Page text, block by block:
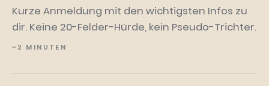
Kurze Anmeldung mit den wichtigsten Infos zu
dir. Keine 20-Felder-Hürde, kein Pseudo-Trichter.
~2 MINUTEN